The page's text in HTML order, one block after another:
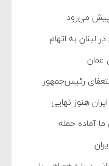
پیش می‌رود
لبنان به اتهام
عمان
رئیس‌جمهور
هنوز نهایی
آماده حمله